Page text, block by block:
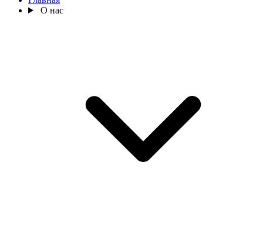
О нас